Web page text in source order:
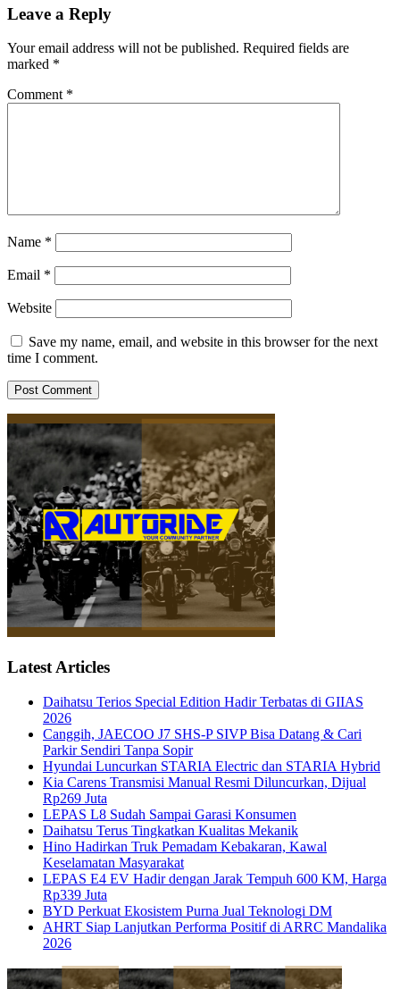
Leave a Reply
Your email address will not be published. Required fields are
marked *
Comment *
Name *
Email *
Website
Save my name, email, and website in this browser for the next
time I comment.
Latest Articles
Daihatsu Terios Special Edition Hadir Terbatas di GIIAS
2026
Canggih, JAECOO J7 SHS-P SIVP Bisa Datang & Cari
Parkir Sendiri Tanpa Sopir
Hyundai Luncurkan STARIA Electric dan STARIA Hybrid
Kia Carens Transmisi Manual Resmi Diluncurkan, Dijual
Rp269 Juta
LEPAS L8 Sudah Sampai Garasi Konsumen
Daihatsu Terus Tingkatkan Kualitas Mekanik
Hino Hadirkan Truk Pemadam Kebakaran, Kawal
Keselamatan Masyarakat
LEPAS E4 EV Hadir dengan Jarak Tempuh 600 KM, Harga
Rp339 Juta
BYD Perkuat Ekosistem Purna Jual Teknologi DM
AHRT Siap Lanjutkan Performa Positif di ARRC Mandalika
2026